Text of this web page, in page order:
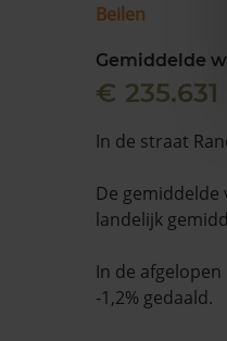
Beilen
Gemiddelde
€ 235.631
In de straat
De
landelijk
In de
-1,2% gedaald.